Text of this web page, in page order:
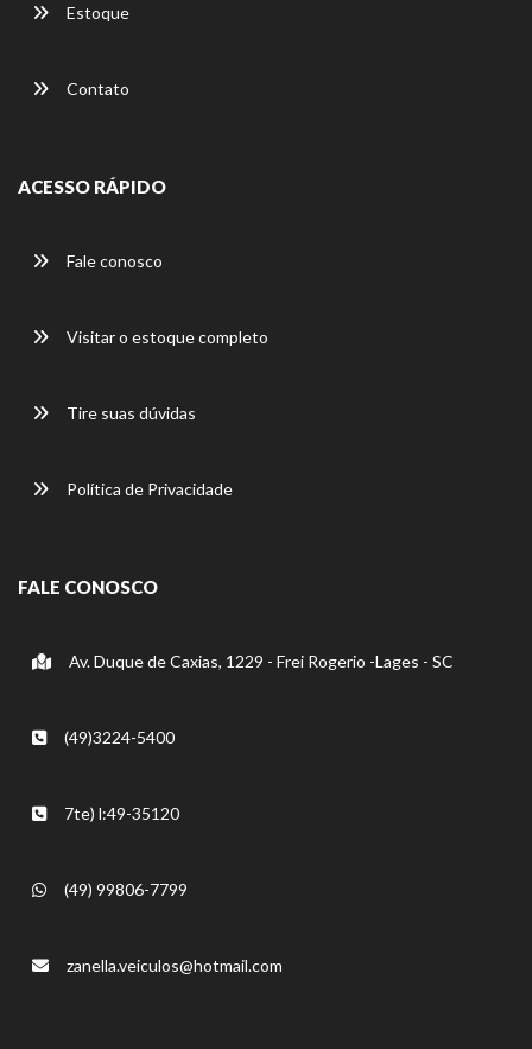
Estoque
Contato
ACESSO RÁPIDO
Fale conosco
Visitar o estoque completo
Tire suas dúvidas
Política de Privacidade
FALE CONOSCO
Av. Duque de Caxias, 1229 - Frei Rogerio -Lages - SC
(49)3224-5400
7te) l:49-35120
(49) 99806-7799
zanella.veiculos@hotmail.com